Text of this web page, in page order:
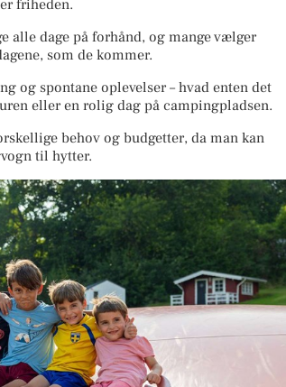
friheden.
alle dage på forhånd, og mange vælger
som de kommer.
og spontane oplevelser – hvad enten det
eller en rolig dag på campingpladsen.
behov og budgetter, da man kan
til hytter.